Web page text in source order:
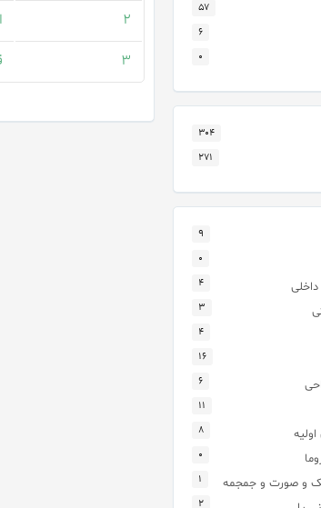
۲
۳
۵۷
۶
۰
۳۰۴
۲۷۱
۹
۰
۴
۳
۴
۱۶
۶
۱۱
۸
۰
و صورت و جمجمه ۱
۲